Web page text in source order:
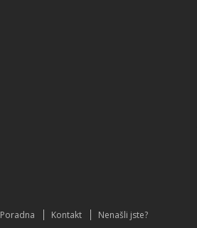
Poradna Kontakt Nenašli jste?